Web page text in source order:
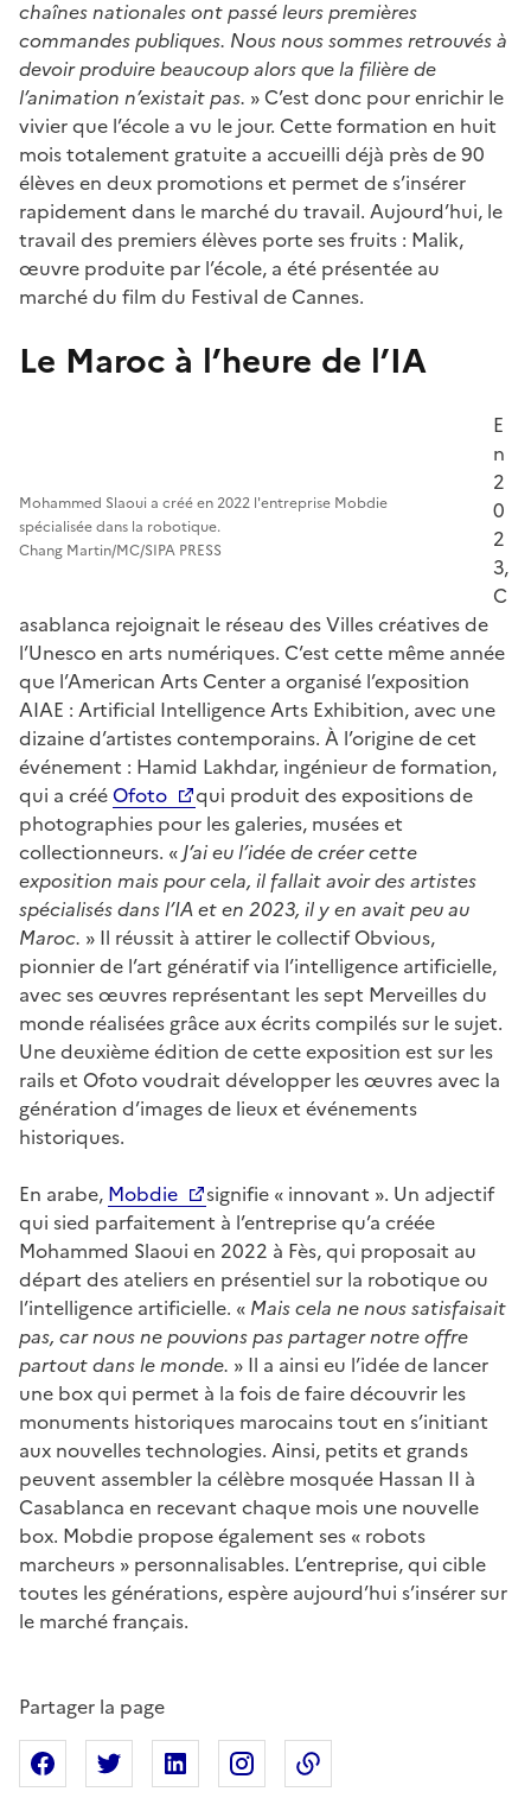
chaînes nationales ont passé leurs premières
commandes publiques. Nous nous sommes retrouvés à
devoir produire beaucoup alors que la filière de
l’animation n’existait pas. » C’est donc pour enrichir le
vivier que l’école a vu le jour. Cette formation en huit
mois totalement gratuite a accueilli déjà près de 90
élèves en deux promotions et permet de s’insérer
rapidement dans le marché du travail. Aujourd’hui, le
travail des premiers élèves porte ses fruits : Malik,
œuvre produite par l’école, a été présentée au
marché du film du Festival de Cannes.
Le Maroc à l’heure de l’IA
Mohammed Slaoui a créé en 2022 l'entreprise Mobdie
spécialisée dans la robotique.
Chang Martin/MC/SIPA PRESS
E
n
2
0
2
3,
C
asablanca rejoignait le réseau des Villes créatives de
l’Unesco en arts numériques. C’est cette même année
que l’American Arts Center a organisé l’exposition
AIAE : Artificial Intelligence Arts Exhibition, avec une
dizaine d’artistes contemporains. À l’origine de cet
événement : Hamid Lakhdar, ingénieur de formation,
qui a crééOfoto
qui produit des expositions de
photographies pour les galeries, musées et
collectionneurs. « J’ai eu l’idée de créer cette
exposition mais pour cela, il fallait avoir des artistes
spécialisés dans l’IA et en 2023, il y en avait peu au
Maroc. » Il réussit à attirer le collectif Obvious,
pionnier de l’art génératif via l’intelligence artificielle,
avec ses œuvres représentant les sept Merveilles du
monde réalisées grâce aux écrits compilés sur le sujet.
Une deuxième édition de cette exposition est sur les
rails et Ofoto voudrait développer les œuvres avec la
génération d’images de lieux et événements
historiques.
En arabe, Mobdie
signifie « innovant ». Un adjectif
qui sied parfaitement à l’entreprise qu’a créée
Mohammed Slaoui en 2022 à Fès, qui proposait au
départ des ateliers en présentiel sur la robotique ou
l’intelligence artificielle. « Mais cela ne nous satisfaisait
pas, car nous ne pouvions pas partager notre offre
partout dans le monde. » Il a ainsi eu l’idée de lancer
une box qui permet à la fois de faire découvrir les
monuments historiques marocains tout en s’initiant
aux nouvelles technologies. Ainsi, petits et grands
peuvent assembler la célèbre mosquée Hassan II à
Casablanca en recevant chaque mois une nouvelle
box. Mobdie propose également ses « robots
marcheurs » personnalisables. L’entreprise, qui cible
toutes les générations, espère aujourd’hui s’insérer sur
le marché français.
Partager la page
Partager sur Facebook
Partager sur XPartager sur Linkedin
Partager sur Instagram